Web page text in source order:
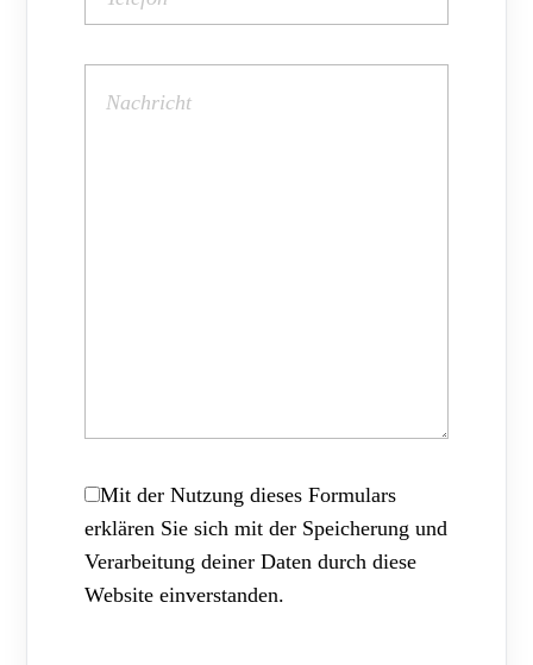
Mit der Nutzung dieses Formulars
erklären Sie sich mit der Speicherung und
Verarbeitung deiner Daten durch diese
Website einverstanden.